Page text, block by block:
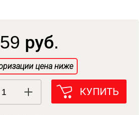
руб.
цена ниже
КУПИТЬ